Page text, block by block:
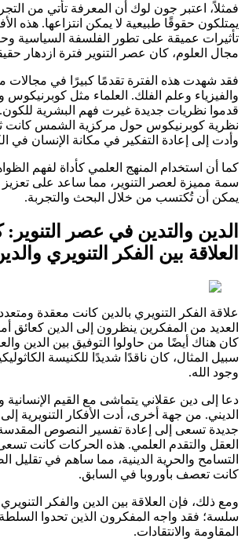
فمثلاً، اعتبر جون لوك أن المعرفة تأتي من
يمتلكون حقوقًا طبيعية لا يمكن انتزاعها. هذه
تأثيرات عميقة على تطور الفلسفة السياسية
مجال العلوم، كان عصر التنوير فترة ازدهار
فقد شهدت هذه الفترة تقدمًا كبيرًا في مجالات
والفيزياء وعلم الفلك. العلماء مثل كوبرنيكوس
قدموا نظريات جديدة غيرت فهم البشرية
نظرية كوبرنيكوس حول مركزية الشمس كانت
وأدت إلى إعادة التفكير في مكانة الإنسان في
كما أن استخدام المنهج العلمي كأداة لفهم
سمة مميزة لعصر التنوير، مما ساعد على
يمكن أن تُكتسب من خلال البحث والتجربة.
الدين والتدين في عصر
العلاقة بين الفكر التنويري
علاقة الفكر التنويري بالدين كانت معقدة
العديد من المفكرين ينظرون إلى الدين كعائق
كان هناك أيضًا من حاولوا التوفيق بين الدين
سبيل المثال، كان ناقدًا شديدًا للكنيسة
وجود الله.
دعا إلى دين عقلاني يتماشى مع القيم الإنسانية
الديني. من جهة أخرى، أدت الأفكار التنويرية
جديدة تسعى إلى إعادة تفسير النصوص
العقل والتقدم العلمي. هذه الحركات كانت
التسامح والحرية الدينية، مما ساهم في تقليل
كانت تعصف بأوروبا في السابق.
ومع ذلك، فإن العلاقة بين الدين والفكر
سلسة؛ فقد واجه المفكرون الذين تحدوا السلطة
المقاومة والانتقادات.